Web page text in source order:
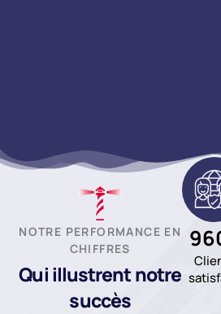
NOTRE PERFORMANCE EN
CHIFFRES
Qui illustrent notre
succès